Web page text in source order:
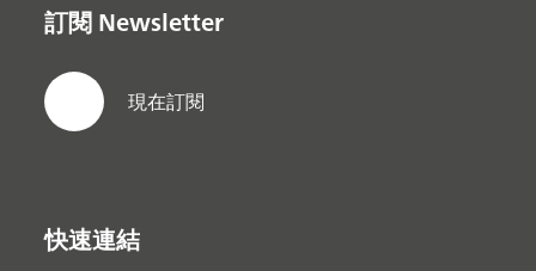
訂閱 Newsletter
現在訂閱
快速連結